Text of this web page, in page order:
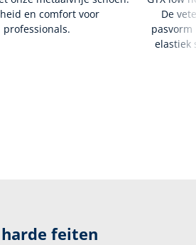
en comfort voor
professionals.
De
elastiek
harde feiten